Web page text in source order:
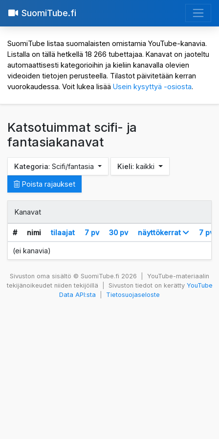
SuomiTube.fi
SuomiTube listaa suomalaisten omistamia YouTube-kanavia.
Listalla on tällä hetkellä 18 266 tubettajaa. Kanavat on jaoteltu
automaattisesti kategorioihin ja kieliin kanavalla olevien
videoiden tietojen perusteella. Tilastot päivitetään kerran
vuorokaudessa. Voit lukea lisää Usein kysyttyä -osiosta.
Katsotuimmat scifi- ja
fantasiakanavat
Kategoria: Scifi/fantasia Kieli: kaikki
Poista rajaukset
Kanavat
# nimi tilaajat 7 pv 30 pv näyttökerrat 7 pv
(ei kanavia)
Sivuston oma sisältö © SuomiTube.fi 2026
YouTube-materiaalin
tekijänoikeudet niiden tekijöillä
Sivuston tiedot on kerätty YouTube
Data API:sta
Tietosuojaseloste